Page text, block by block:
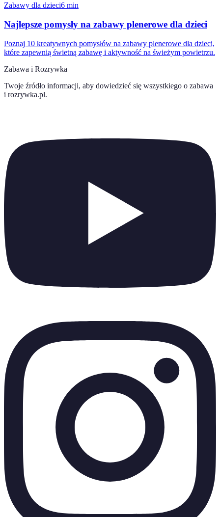
Zabawy dla dzieci6 min
Najlepsze pomysły na zabawy plenerowe dla dzieci
Poznaj 10 kreatywnych pomysłów na zabawy plenerowe dla dzieci,
które zapewnią świetną zabawę i aktywność na świeżym powietrzu.
Zabawa i Rozrywka
Twoje źródło informacji, aby dowiedzieć się wszystkiego o zabawa
i rozrywka.pl.